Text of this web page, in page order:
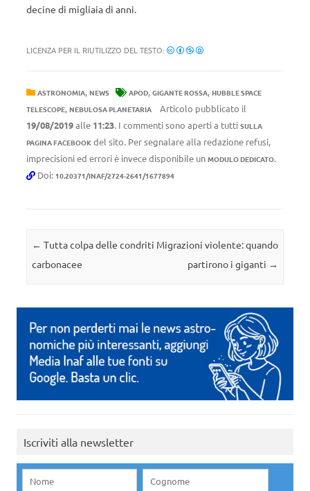
decine di migliaia di anni.
LICENZA PER IL RIUTILIZZO DEL TESTO:
ASTRONOMIA, NEWS APOD, GIGANTE ROSSA, HUBBLE SPACE
TELESCOPE, NEBULOSA PLANETARIA
Articolo pubblicato il
19/08/2019alle 11:23. I commenti sono aperti a tutti SULLA
PAGINA FACEBOOK del sito. Per segnalare alla redazione refusi,
imprecisioni ed errori è invece disponibile un MODULO DEDICATO.
Doi: 10.20371/INAF/2724-2641/1677894
Navigazione articolo
← Tutta colpa delle condriti
carbonacee
Migrazioni violente: quando
partirono i giganti →
Iscriviti alla newsletter